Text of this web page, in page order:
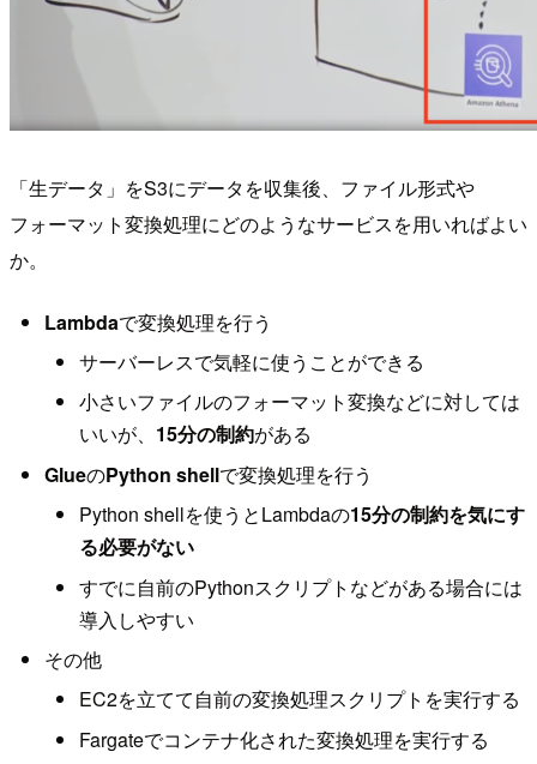
「生データ」をS3にデータを収集後、ファイル形式や
フォーマット変換処理にどのようなサービスを用いればよい
か。
Lambdaで変換処理を行う
サーバーレスで気軽に使うことができる
小さいファイルのフォーマット変換などに対しては
いいが、 15分の制約がある
GlueのPython shellで変換処理を行う
Python shellを使うとLambdaの15分の制約を気にす
る必要がない
すでに自前のPythonスクリプトなどがある場合には
導入しやすい
その他
EC2を立てて自前の変換処理スクリプトを実行する
Fargateでコンテナ化された変換処理を実行する